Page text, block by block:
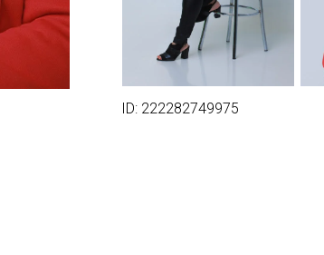
ID: 222282749975